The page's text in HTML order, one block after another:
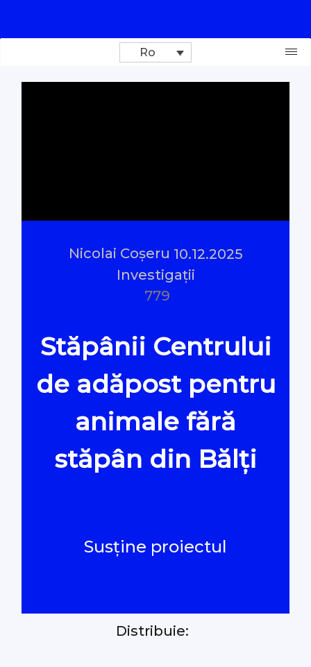
Documentare
Oamenii Legii
#Verificat
#PeScurt din Parlament
#PeScurt din CMC
Ro
Nicolai Coșeru 10.12.2025
Investigații
779
Stăpânii Centrului
de adăpost pentru
animale fără
stăpân din Bălți
Susține proiectul
Distribuie: